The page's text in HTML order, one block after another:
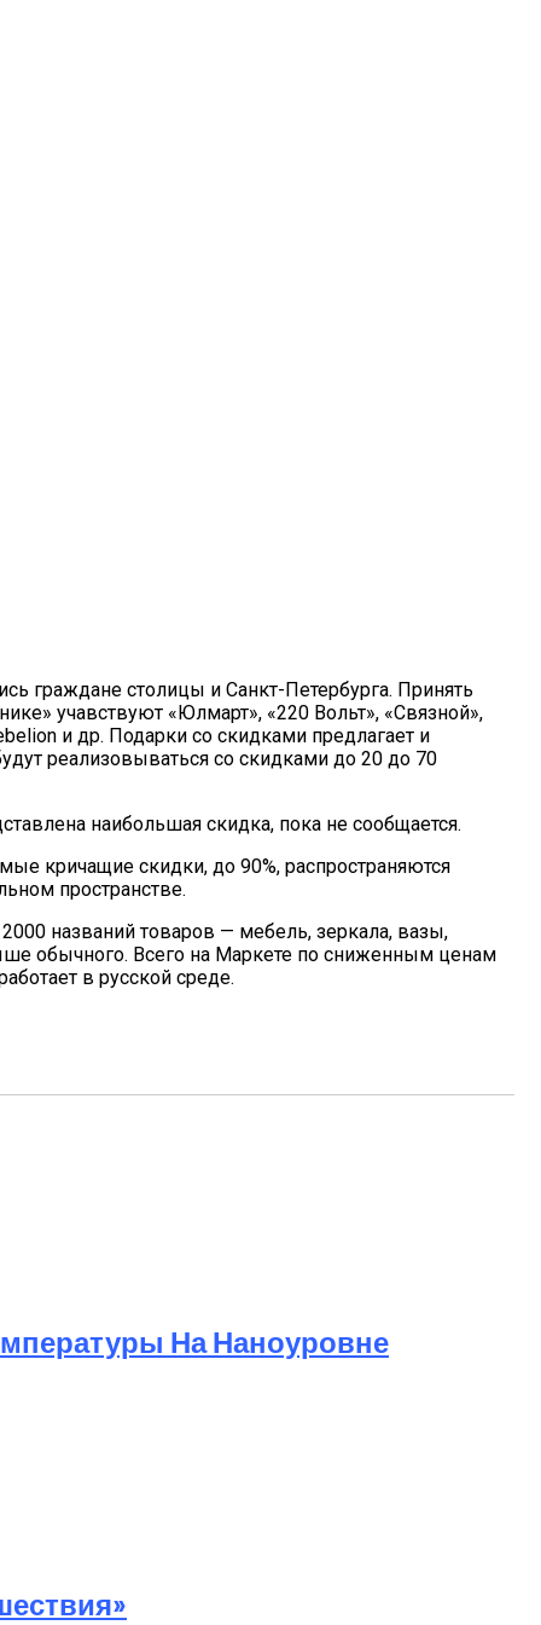
граждане столицы и Санкт-Петербурга. Принять
учавствуют «Юлмарт», «220 Вольт», «Связной»,
и др. Подарки со скидками предлагает и
реализовываться со скидками до 20 до 70
наибольшая скидка, пока не сообщается.
кричащие скидки, до 90%, распространяются
пространстве.
названий товаров — мебель, зеркала, вазы,
обычного. Всего на Маркете по сниженным ценам
в русской среде.
На Наноуровне